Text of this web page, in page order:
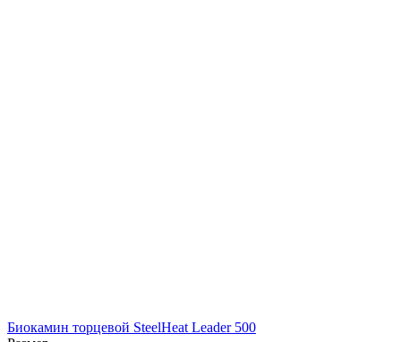
Биокамин торцевой SteelHeat Leader 500